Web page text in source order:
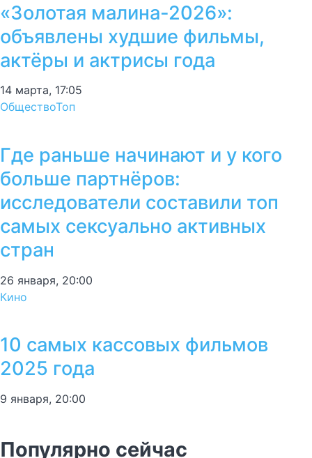
«Золотая малина-2026»:
объявлены худшие фильмы,
актёры и актрисы года
14 марта, 17:05
ОбществоТоп
Где раньше начинают и у кого
больше партнёров:
исследователи составили топ
самых сексуально активных
стран
26 января, 20:00
Кино
10 самых кассовых фильмов
2025 года
9 января, 20:00
Популярно сейчас